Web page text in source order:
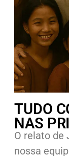
TUDO
NAS
O relato de
nossa